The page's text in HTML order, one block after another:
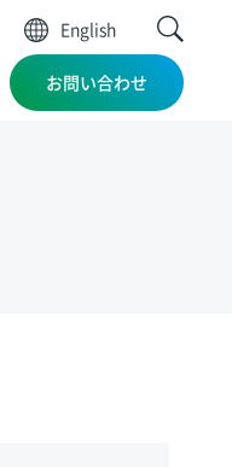
English
お問い合わせ